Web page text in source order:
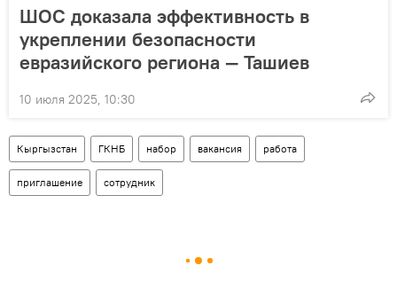
ШОС доказала эффективность в
укреплении безопасности
евразийского региона — Ташиев
10 июля 2025, 10:30
Кыргызстан ГКНБ набор вакансия работа
приглашение сотрудник